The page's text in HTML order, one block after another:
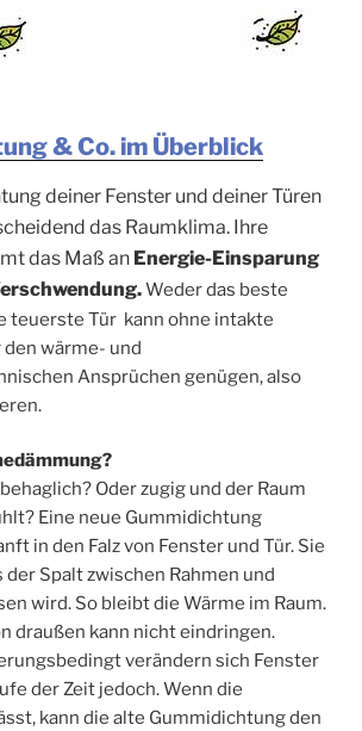
& Co. im Überblick
deiner Fenster und deiner Türen
das Raumklima. Ihre
das Maß an Energie-Einsparung
Weder das beste
teuerste Tür kann ohne intakte
wärme- und
Ansprüchen genügen, also
Oder zugig und der Raum
Eine neue Gummidichtung
in den Falz von Fenster und Tür. Sie
der Spalt zwischen Rahmen und
wird. So bleibt die Wärme im Raum.
draußen kann nicht eindringen.
verändern sich Fenster
der Zeit jedoch. Wenn die
kann die alte Gummidichtung den